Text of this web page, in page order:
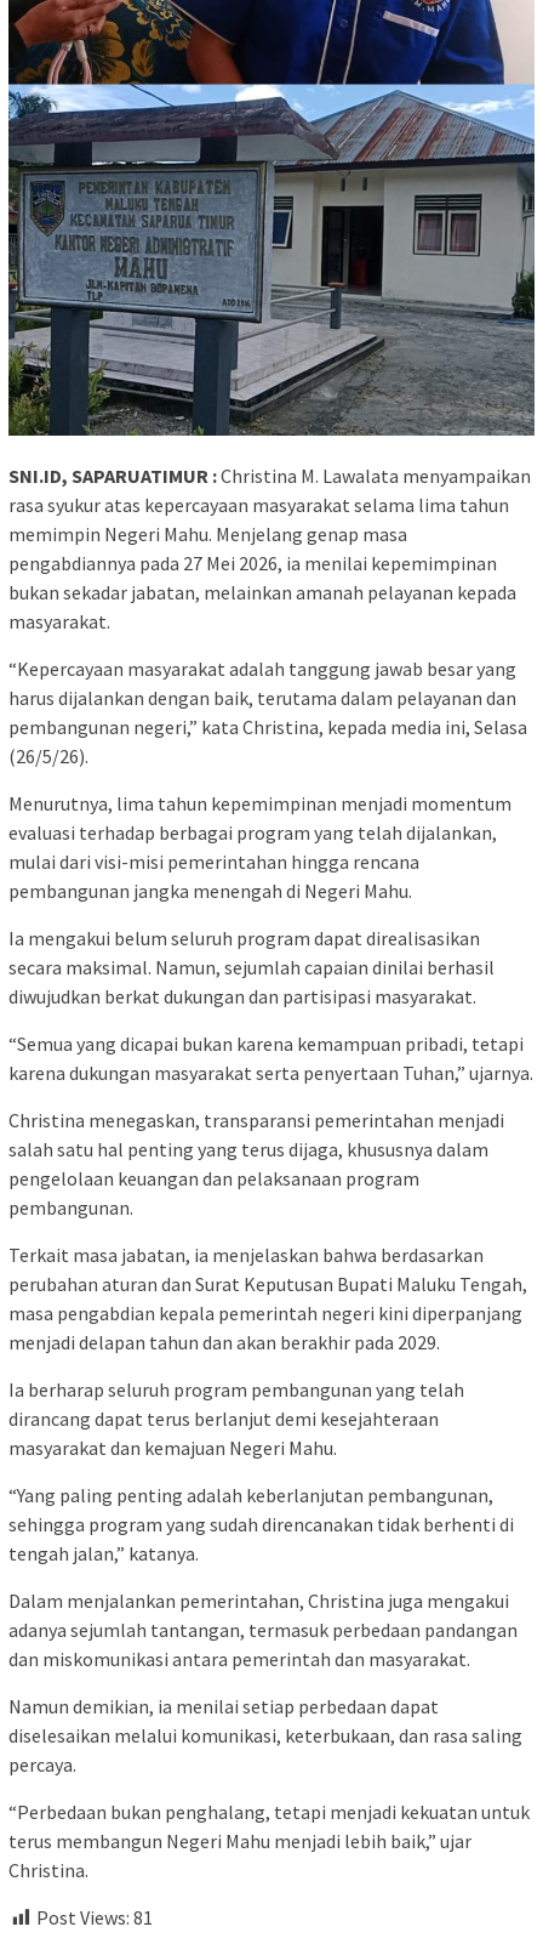
SNI.ID, SAPARUATIMUR :Christina M. Lawalata menyampaikan
rasa syukur atas kepercayaan masyarakat selama lima tahun
memimpin Negeri Mahu. Menjelang genap masa
pengabdiannya pada 27 Mei 2026, ia menilai kepemimpinan
bukan sekadar jabatan, melainkan amanah pelayanan kepada
masyarakat.
“Kepercayaan masyarakat adalah tanggung jawab besar yang
harus dijalankan dengan baik, terutama dalam pelayanan dan
pembangunan negeri,” kata Christina, kepada media ini, Selasa
(26/5/26).
Menurutnya, lima tahun kepemimpinan menjadi momentum
evaluasi terhadap berbagai program yang telah dijalankan,
mulai dari visi-misi pemerintahan hingga rencana
pembangunan jangka menengah di Negeri Mahu.
Ia mengakui belum seluruh program dapat direalisasikan
secara maksimal. Namun, sejumlah capaian dinilai berhasil
diwujudkan berkat dukungan dan partisipasi masyarakat.
“Semua yang dicapai bukan karena kemampuan pribadi, tetapi
karena dukungan masyarakat serta penyertaan Tuhan,” ujarnya.
Christina menegaskan, transparansi pemerintahan menjadi
salah satu hal penting yang terus dijaga, khususnya dalam
pengelolaan keuangan dan pelaksanaan program
pembangunan.
Terkait masa jabatan, ia menjelaskan bahwa berdasarkan
perubahan aturan dan Surat Keputusan Bupati Maluku Tengah,
masa pengabdian kepala pemerintah negeri kini diperpanjang
menjadi delapan tahun dan akan berakhir pada 2029.
Ia berharap seluruh program pembangunan yang telah
dirancang dapat terus berlanjut demi kesejahteraan
masyarakat dan kemajuan Negeri Mahu.
“Yang paling penting adalah keberlanjutan pembangunan,
sehingga program yang sudah direncanakan tidak berhenti di
tengah jalan,” katanya.
Dalam menjalankan pemerintahan, Christina juga mengakui
adanya sejumlah tantangan, termasuk perbedaan pandangan
dan miskomunikasi antara pemerintah dan masyarakat.
Namun demikian, ia menilai setiap perbedaan dapat
diselesaikan melalui komunikasi, keterbukaan, dan rasa saling
percaya.
“Perbedaan bukan penghalang, tetapi menjadi kekuatan untuk
terus membangun Negeri Mahu menjadi lebih baik,” ujar
Christina.
Post Views: 81